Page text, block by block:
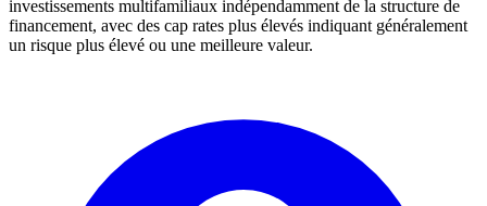
investissements multifamiliaux indépendamment de la structure de
financement, avec des cap rates plus élevés indiquant généralement
un risque plus élevé ou une meilleure valeur.